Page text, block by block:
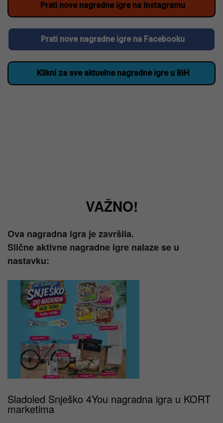
Prati nove nagradne igre na Instagramu
Prati nove nagradne igre na Facebooku
Klikni za sve aktuelne nagradne igre u BiH
VAŽNO!
Ova nagradna igra je završila.
Slične aktivne nagradne igre nalaze se u
nastavku:
Sladoled Snješko 4You nagradna igra u KORT
marketima